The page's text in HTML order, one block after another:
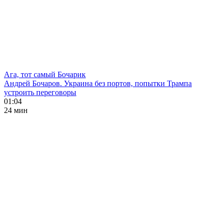
Ага, тот самый Бочарик
Андрей Бочаров. Украина без портов, попытки Трампа
устроить переговоры
01:04
24 мин